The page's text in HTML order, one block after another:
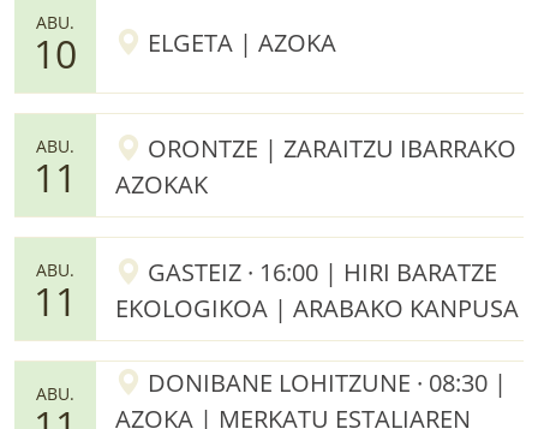
ABU.
10 ELGETA | AZOKA
ABU.
11
ORONTZE | ZARAITZU IBARRAKO
AZOKAK
ABU.
11
GASTEIZ · 16:00 | HIRI BARATZE
EKOLOGIKOA | ARABAKO KANPUSA
ABU.
DONIBANE LOHITZUNE · 08:30 |
AZOKA | MERKATU ESTALIAREN